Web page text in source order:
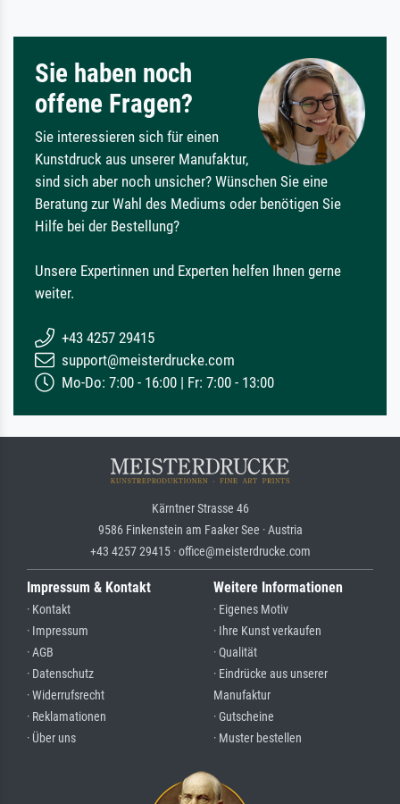
Sie haben noch
offene Fragen?
Sie interessieren sich für einen
Kunstdruck aus unserer Manufaktur,
sind sich aber noch unsicher? Wünschen Sie eine
Beratung zur Wahl des Mediums oder benötigen Sie
Hilfe bei der Bestellung?
Unsere Expertinnen und Experten helfen Ihnen gerne
weiter.
+43 4257 29415
support@meisterdrucke.com
Mo-Do: 7:00 - 16:00 | Fr: 7:00 - 13:00
Kärntner Strasse 46
9586 Finkenstein am Faaker See · Austria
+43 4257 29415 · office@meisterdrucke.com
Impressum & Kontakt
· Kontakt
· Impressum
· AGB
· Datenschutz
· Widerrufsrecht
· Reklamationen
· Über uns
Weitere Informationen
· Eigenes Motiv
· Ihre Kunst verkaufen
· Qualität
· Eindrücke aus unserer
Manufaktur
· Gutscheine
· Muster bestellen